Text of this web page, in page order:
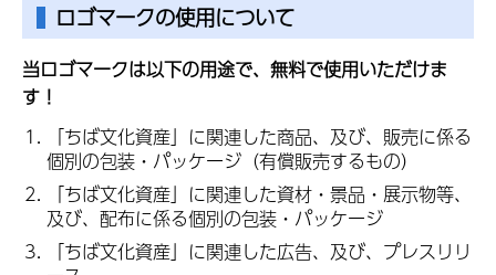
ロゴマークの使用について
当ロゴマークは以下の用途で、無料で使用いただけま
す！
「ちば文化資産」に関連した商品、及び、販売に係る
個別の包装・パッケージ（有償販売するもの）
「ちば文化資産」に関連した資材・景品・展示物等、
及び、配布に係る個別の包装・パッケージ
「ちば文化資産」に関連した広告、及び、プレスリリ